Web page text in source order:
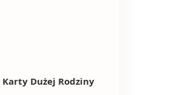
Karty Dużej Rodziny